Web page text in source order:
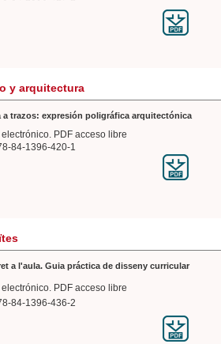
y arquitectura
a trazos: expresión poligráfica arquitectónica
PDF acceso libre
84-1396-420-1
a l'aula. Guia práctica de disseny curricular
PDF acceso libre
84-1396-436-2